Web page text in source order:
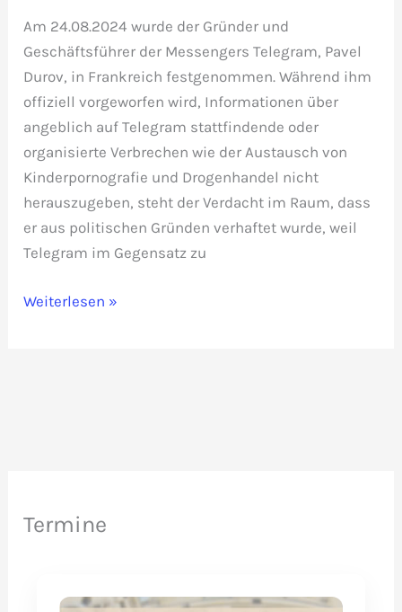
Am 24.08.2024 wurde der Gründer und
Geschäftsführer der Messengers Telegram, Pavel
Durov, in Frankreich festgenommen. Während ihm
offiziell vorgeworfen wird, Informationen über
angeblich auf Telegram stattfindende oder
organisierte Verbrechen wie der Austausch von
Kinderpornografie und Drogenhandel nicht
herauszugeben, steht der Verdacht im Raum, dass
er aus politischen Gründen verhaftet wurde, weil
Telegram im Gegensatz zu
Nicht-
Weiterlesen »
Termine